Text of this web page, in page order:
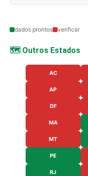
dados prontos verificar
🗺️ Outros Estados
AC
AP
DF
MA
MT
PE
RJ